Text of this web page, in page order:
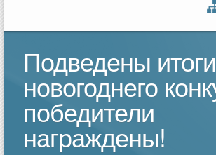
Подведены итоги
новогоднего
победители
награждены!